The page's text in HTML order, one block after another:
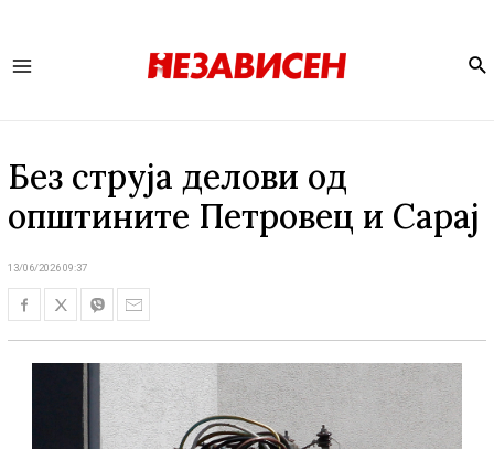
Без струја делови од
општините Петровец и Сарај
13/06/2026 09:37